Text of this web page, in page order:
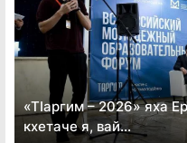
«Тӏаргим – 2026» яха
кхетаче я, вай...